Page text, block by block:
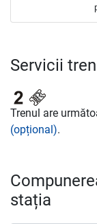
Servicii
Trenul are
(opțional).
stația